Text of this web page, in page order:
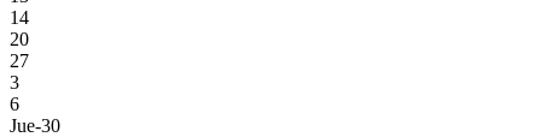
14
20
27
3
6
Jue-30